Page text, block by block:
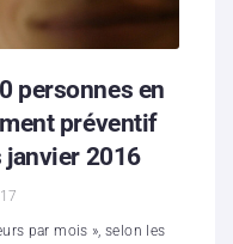
personnes en
préventif
janvier 2016
par mois », selon les